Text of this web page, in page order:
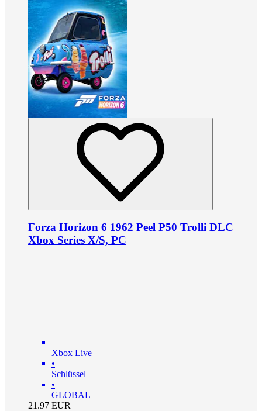
Forza Horizon 6 1962 Peel P50 Trolli DLC
Xbox Series X/S, PC
Xbox Live
•
Schlüssel
•
GLOBAL
21.97 EUR